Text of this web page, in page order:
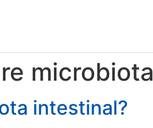
microbiota
intestinal?